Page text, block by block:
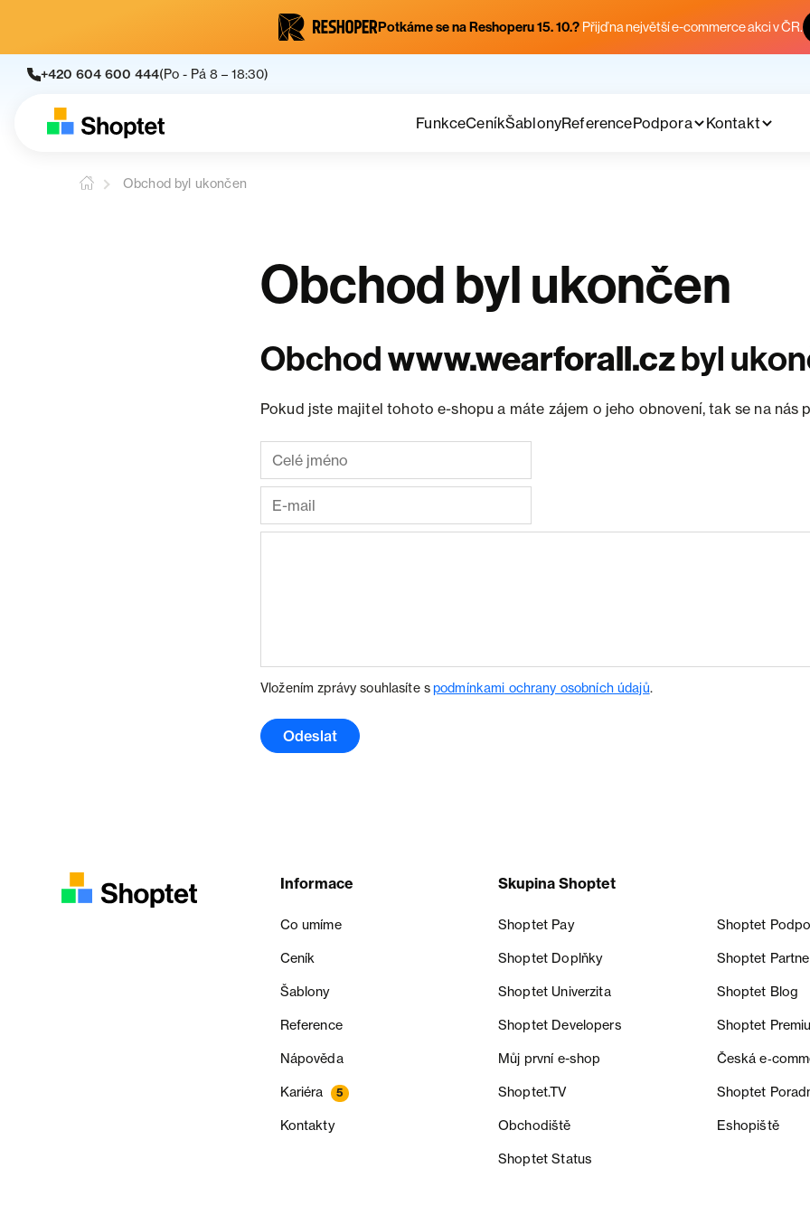
Potkáme se na Reshoperu 15. 10.? Přijď na největší e-commerce akci v ČR.
+420 604 600 444(Po - Pá 8 – 18:30)
FunkceCeníkŠablonyReferencePodpora Kontakt
Obchod byl ukončen
Obchod byl ukončen
Obchodwww.wearforall.czbyl
Pokud jste majitel tohoto e-shopu a máte zájem o jeho obnovení, tak se na nás
Vložením zprávy souhlasíte spodmínkami ochrany osobních údajů.
Odeslat
Informace
Co umíme
Ceník
Šablony
Reference
Nápověda
Kariéra 5
Kontakty
Skupina Shoptet
Shoptet Pay Shoptet
Shoptet Doplňky Shoptet
Shoptet Univerzita Shoptet Blog
Shoptet Developers Shoptet
Můj první e-shop Česká
Shoptet.TV Shoptet
Obchodiště Eshopiště
Shoptet Status